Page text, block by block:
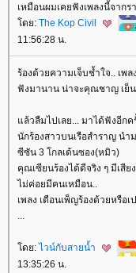
เหมือนผมเคยฟังเพลงนี้จากร
ดย: The Kop Civil
11:56:28 น.
ร้องด้วยความเจ็บช้ำใจ.. เพ
ฟังมานาน น่าจะคุณชาญ เย็
ล้วลืมไปเลย... มาได้ฟังอีกค
นักร้องสาวบนเรือสำราญ นำ
ซีซัน 3 โกลเด้นซอง(หมิว)
คุณเซียนร้องได้ดีจริง ๆ มีเสีย
ไม่ค่อยมีคนเหมือน..
เพลง เดือนเพ็ญร้องด้วยหรือเ
...
ดย: ไวน์กับสายน้ำ
13:35:26 น.